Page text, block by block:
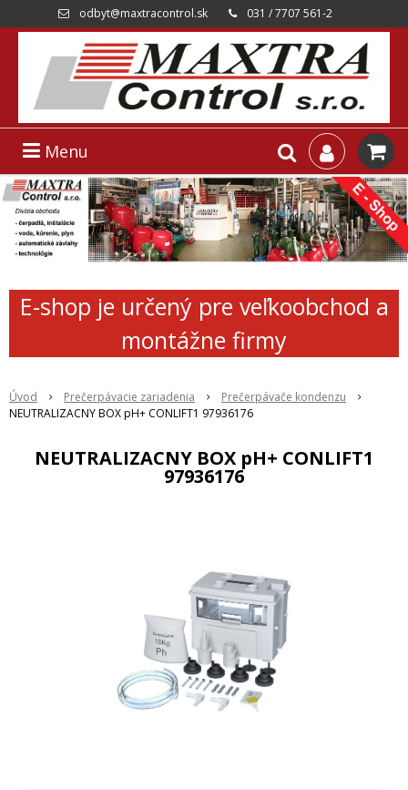
odbyt@maxtracontrol.sk 031 / 7707 561-2
Menu
E-shop je určený pre veľkoobchod a
montážne firmy
Úvod Prečerpávacie zariadenia
Prečerpávače kondenzu
NEUTRALIZACNY BOX pH+ CONLIFT1 97936176
NEUTRALIZACNY BOX pH+ CONLIFT1
97936176